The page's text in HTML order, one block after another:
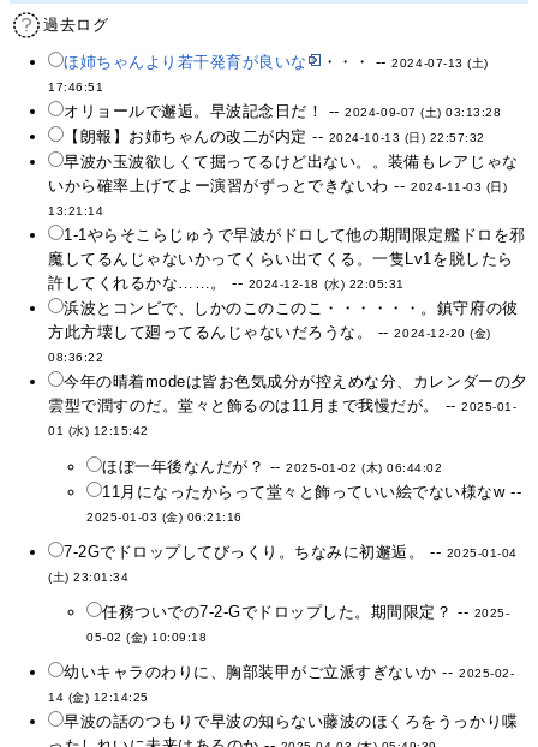
過去ログ
ほ姉ちゃんより若干発育が良いな ・・・ --2024-07-13 (土)
17:46:51
オリョールで邂逅。早波記念日だ！ --2024-09-07 (土) 03:13:28
【朗報】お姉ちゃんの改二が内定 -- 2024-10-13 (日) 22:57:32
早波か玉波欲しくて掘ってるけど出ない。。装備もレアじゃな
いから確率上げてよー演習がずっとできないわ -- 2024-11-03 (日)
13:21:14
1-1やらそこらじゅうで早波がドロして他の期間限定艦ドロを邪
魔してるんじゃないかってくらい出てくる。一隻Lv1を脱したら
許してくれるかな……。 -- 2024-12-18 (水) 22:05:31
浜波とコンビで、しかのこのこのこ・・・・・・。鎮守府の彼
方此方壊して廻ってるんじゃないだろうな。 --2024-12-20 (金)
08:36:22
今年の晴着modeは皆お色気成分が控えめな分、カレンダーの夕
雲型で潤すのだ。堂々と飾るのは11月まで我慢だが。 --2025-01-
01 (水) 12:15:42
ほぼ一年後なんだが？ --2025-01-02 (木) 06:44:02
11月になったからって堂々と飾っていい絵でない様なw --
2025-01-03 (金) 06:21:16
7-2Gでドロップしてびっくり。ちなみに初邂逅。 -- 2025-01-04
(土) 23:01:34
任務ついでの7-2-Gでドロップした。期間限定？ -- 2025-
05-02 (金) 10:09:18
幼いキャラのわりに、胸部装甲がご立派すぎないか --2025-02-
14 (金) 12:14:25
早波の話のつもりで早波の知らない藤波のほくろをうっかり喋